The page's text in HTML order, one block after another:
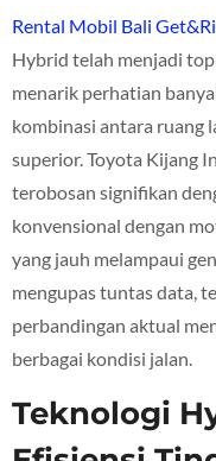
Rental Mobil Bali
Hybrid telah menjadi
menarik perhatian
kombinasi antara ruang
superior. Toyota Kijang
terobosan signifikan
konvensional dengan
yang jauh melampaui
mengupas tuntas data,
perbandingan aktual
berbagai kondisi jalan.
Teknologi